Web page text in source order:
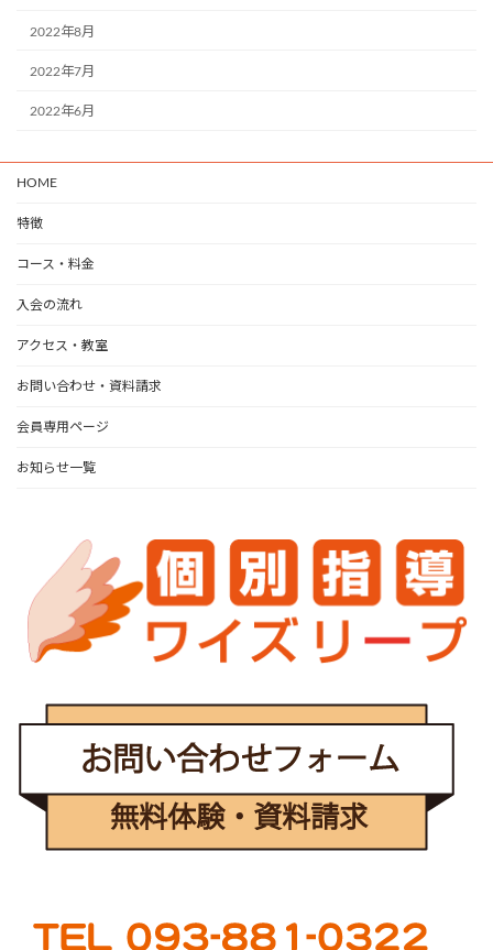
2022年8月
2022年7月
2022年6月
HOME
特徴
コース・料金
入会の流れ
アクセス・教室
お問い合わせ・資料請求
会員専用ページ
お知らせ一覧